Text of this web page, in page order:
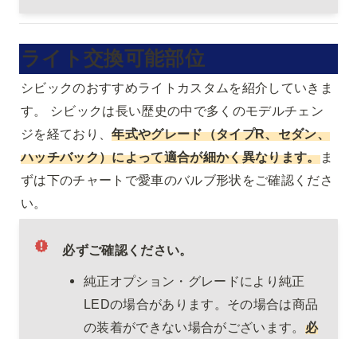
ライト交換可能部位
シビックのおすすめライトカスタムを紹介していきま
す。 シビックは長い歴史の中で多くのモデルチェン
ジを経ており、年式やグレード（タイプR、セダン、
ハッチバック）によって適合が細かく異なります。ま
ずは下のチャートで愛車のバルブ形状をご確認くださ
い。
必ずご確認ください。
純正オプション・グレードにより純正
LEDの場合があります。その場合は商品
の装着ができない場合がございます。 必